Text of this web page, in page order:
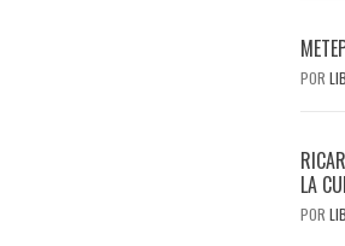
POR
LA
POR